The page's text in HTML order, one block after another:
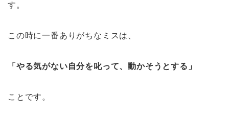
す。
この時に一番ありがちなミスは、
「やる気がない自分を叱って、動かそうとする」
ことです。